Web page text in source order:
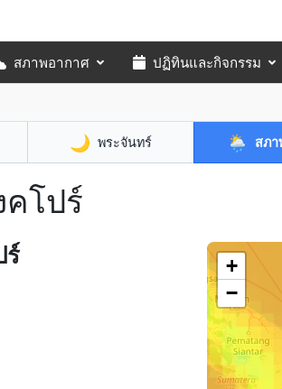
สภาพอากาศ ปฏิทินและกิจกรรม
🌙 พระจันทร์ 🌦️ สภ
โปร์
ร์
+
−